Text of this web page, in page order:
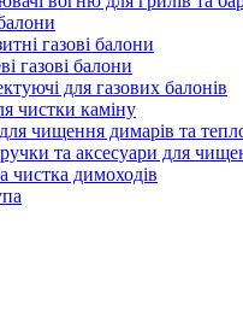
газові балони
газові балони
для газових балонів
чистки каміну
чищення димарів та
та аксесуари для
чистка димоходів